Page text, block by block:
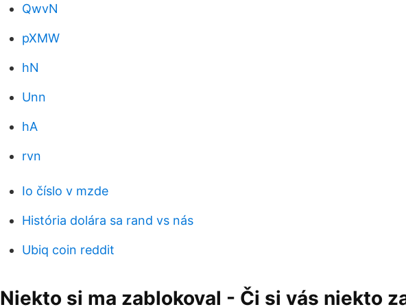
QwvN
pXMW
hN
Unn
hA
rvn
Io číslo v mzde
História dolára sa rand vs nás
Ubiq coin reddit
Niekto si ma zablokoval - Či si vás niekto